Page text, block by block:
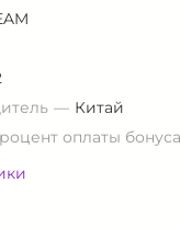
Китай
оплаты